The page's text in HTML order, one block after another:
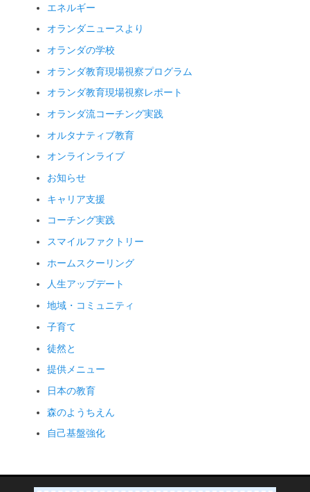
エネルギー
オランダニュースより
オランダの学校
オランダ教育現場視察プログラム
オランダ教育現場視察レポート
オランダ流コーチング実践
オルタナティブ教育
オンラインライブ
お知らせ
キャリア支援
コーチング実践
スマイルファクトリー
ホームスクーリング
人生アップデート
地域・コミュニティ
子育て
徒然と
提供メニュー
日本の教育
森のようちえん
自己基盤強化